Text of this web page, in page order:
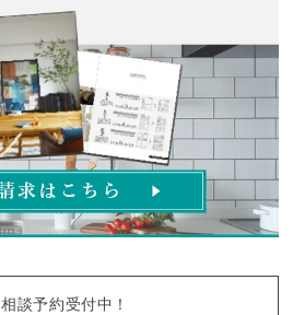
相談予約受付中！